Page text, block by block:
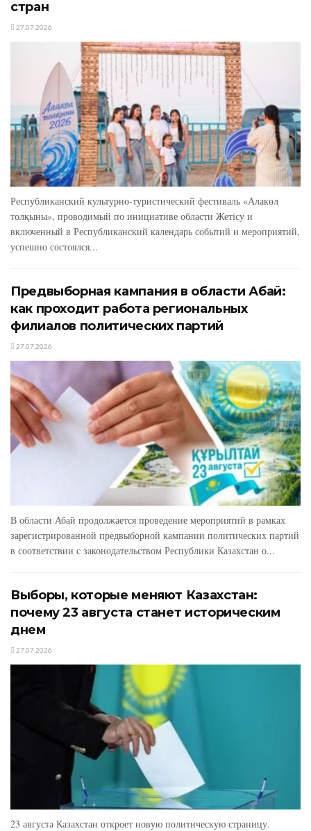
стран
27.07.2026
Республиканский культурно-туристический фестиваль «Алакөл
толқыны», проводимый по инициативе области Жетісу и
включенный в Республиканский календарь событий и мероприятий,
успешно состоялся...
Предвыборная кампания в области Абай:
как проходит работа региональных
филиалов политических партий
27.07.2026
В области Абай продолжается проведение мероприятий в рамках
зарегистрированной предвыборной кампании политических партий
в соответствии с законодательством Республики Казахстан о...
Выборы, которые меняют Казахстан:
почему 23 августа станет историческим
днем
27.07.2026
23 августа Казахстан откроет новую политическую страницу.